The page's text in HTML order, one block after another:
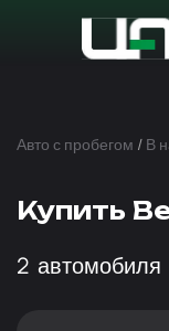
Авто с пробегом / В
Купить
2 автомобиля